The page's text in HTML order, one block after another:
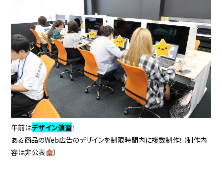
午前はデザイン演習！
ある商品のWeb広告のデザインを制限時間内に複数制作！（制作内
容は非公表
）